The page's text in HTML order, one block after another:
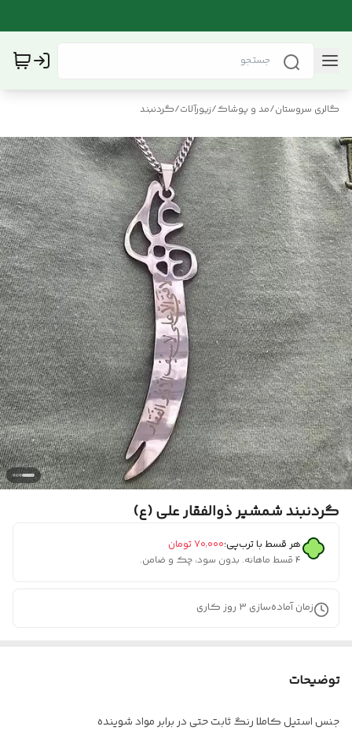
گالری سروستان/مد و پوشاک/زیورآلات/گردنبند
گردنبند شمشیر ذوالفقار علی (ع)
هر قسط با ترب‌پی:۷۰٬۰۰۰تومان
۴ قسط ماهانه. بدون سود، چک و ضامن.
زمان آماده‌سازی 3 روز کاری
توضیحات
جنس استیل کاملا رنگ ثابت حتی در برابر مواد شوینده